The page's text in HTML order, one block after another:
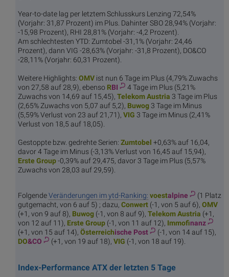
Year-to-date lag per letztem Schlusskurs Lenzing 72,54%
(Vorjahr: 31,87 Prozent) im Plus. Dahinter SBO 28,94% (Vorjahr:
-15,98 Prozent), RHI 28,81% (Vorjahr: -4,2 Prozent).
Am schlechtesten YTD: Zumtobel -31,1% (Vorjahr: 24,46
Prozent), dann VIG -28,63% (Vorjahr: -31,8 Prozent), DO&CO
-28,11% (Vorjahr: 60,31 Prozent).
Weitere Highlights: OMV ist nun 6 Tage im Plus (4,79% Zuwachs
von 27,58 auf 28,9), ebenso RBI
4 Tage im Plus (5,21%
Zuwachs von 14,69 auf 15,45), TelekomAustria 3 Tage im Plus
(2,65% Zuwachs von 5,07 auf 5,2), Buwog3 Tage im Minus
(5,59% Verlust von 23 auf 21,71), VIG 3 Tage im Minus (2,41%
Verlust von 18,5 auf 18,05).
Gestoppte bzw. gedrehte Serien: Zumtobel +0,63% auf 16,04,
davor 4 Tage im Minus (-3,13% Verlust von 16,45 auf 15,94),
Erste Group-0,39% auf 29,475, davor 3 Tage im Plus (5,57%
Zuwachs von 28,03 auf 29,59).
FolgendeVeränderungen im ytd-Ranking: voestalpine
(1 Platz
gutgemacht, von 6 auf 5) ; dazu, Conwert (-1, von 5 auf 6), OMV
(+1, von 9 auf 8), Buwog (-1, von 8 auf 9), TelekomAustria (+1,
von 12 auf 11), Erste Group (-1, von 11 auf 12), Immofinanz
(+1, von 15 auf 14), Österreichische Post
(-1, von 14 auf 15),
DO&CO (+1, von 19 auf 18), VIG (-1, von 18 auf 19).
Index-Performance ATX der letzten 5 Tage